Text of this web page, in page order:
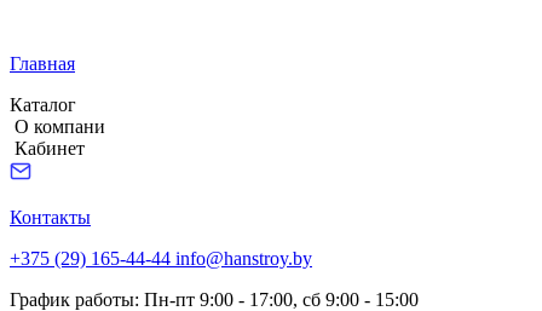
Главная
Каталог
О компани
Кабинет
Контакты
+375 (29) 165-44-44 info@hanstroy.by
График работы: Пн-пт 9:00 - 17:00, сб 9:00 - 15:00